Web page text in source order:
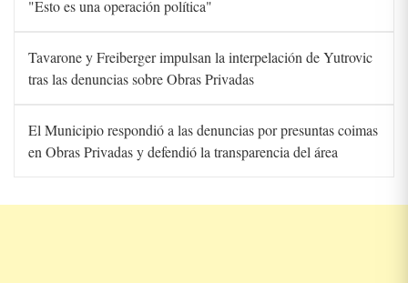
"Esto es una operación política"
Tavarone y Freiberger impulsan la interpelación de Yutrovic
tras las denuncias sobre Obras Privadas
El Municipio respondió a las denuncias por presuntas coimas
en Obras Privadas y defendió la transparencia del área